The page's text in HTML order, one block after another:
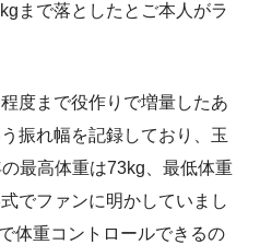
まで落としたとご本人がラ
度まで役作りで増量したあ
振れ幅を記録しており、玉
最高体重は73kg、最低体重
でファンに明かしていまし
体重コントロールできるの